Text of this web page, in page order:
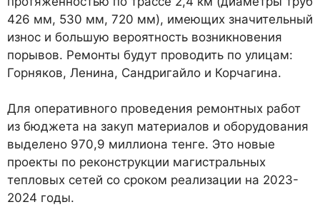
426 мм, 530 мм, 720 мм), имеющих значительный
износ и большую вероятность возникновения
порывов. Ремонты будут проводить по улицам:
Горняков, Ленина, Сандригайло и Корчагина.
Для оперативного проведения ремонтных работ
из бюджета на закуп материалов и оборудования
выделено 970,9 миллиона тенге. Это новые
проекты по реконструкции магистральных
тепловых сетей со сроком реализации на 2023-
2024 годы.